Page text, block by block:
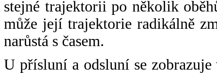
stejné trajektorii po několik
může její trajektorie radikálně
narůstá s časem.
U přísluní a odsluní se